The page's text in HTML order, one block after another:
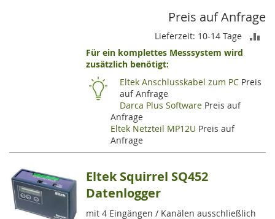
Preis auf Anfrage
Lieferzeit: 10-14 Tage
Für ein komplettes Messsystem wird
zusätzlich benötigt:
Eltek Anschlusskabel zum PC Preis
auf Anfrage
Darca Plus Software Preis auf
Anfrage
Eltek Netzteil MP12U Preis auf
Anfrage
Eltek Squirrel SQ452
Datenlogger
mit 4 Eingängen / Kanälen ausschließlich